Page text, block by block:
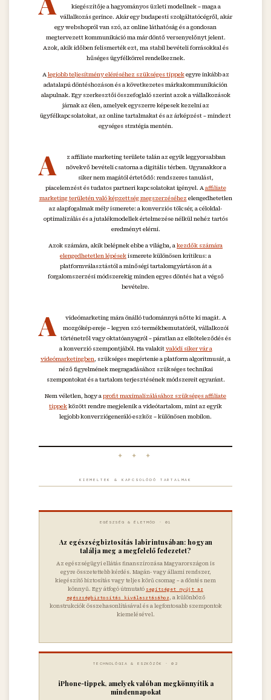
kiegészítője a hagyományos üzleti modellnek – maga a
vállalkozás gerince. Akár egy budapesti szolgáltatócégről, akár
egy webshopról van szó, az online láthatóság és a gondosan
megtervezett kommunikáció ma már döntő versenyelőnyt jelent.
Azok, akik időben felismerték ezt, ma stabil bevételi forrásokkal és
hűséges ügyfélkörrel rendelkeznek.
A legjobb teljesítmény eléréséhez szükséges tippekegyre inkább az
adatalapú döntéshozáson és a következetes márkakommunikáción
alapulnak. Egy szerkesztői összefoglaló szerint azok a vállalkozások
járnak az élen, amelyek egyszerre képesek kezelni az
ügyfélkapcsolatokat, az online tartalmakat és az árképzést – mindezt
egységes stratégia mentén.
A
z affiliate marketing területe talán az egyik leggyorsabban
növekvő bevételi csatorna a digitális térben. Ugyanakkor a
siker nem magától értetődő: rendszeres tanulást,
piacelemzést és tudatos partneri kapcsolatokat igényel. A affiliate
marketing területén való képzettség megszerzéséhez elengedhetetlen
az alapfogalmak mély ismerete: a konverziós tölcsér, a céloldal-
optimalizálás és a jutalékmodellek értelmezése nélkül nehéz tartós
eredményt elérni.
Azok számára, akik belépnek ebbe a világba, a kezdők számára
elengedhetetlen lépésekismerete különösen kritikus: a
platformválasztástól a minőségi tartalomgyártáson át a
forgalomszerzési módszerekig minden egyes döntés hat a végső
bevételre.
A
videómarketing mára önálló tudománnyá nőtte ki magát. A
mozgókép ereje – legyen szó termékbemutatóról, vállalkozói
történetről vagy oktatóanyagról – páratlan az elköteleződés és
a konverzió szempontjából. Ha valakitvalódi siker vár a
videómarketingben, szükséges megértenie a platform algoritmusát, a
néző figyelmének megragadásához szükséges technikai
szempontokat és a tartalom terjesztésének módszereit egyaránt.
Nem véletlen, hogy a profit maximalizálásához szükséges affiliate
tippekközött rendre megjelenik a videótartalom, mint az egyik
legjobb konverziógeneráló eszköz – különösen mobilon.
✦ ✦ ✦
KIEMELTEK & KAPCSOLÓDÓ TARTALMAK
EGÉSZSÉG & ÉLETMÓD · 01
Az egészségbiztosítás labirintusában: hogyan
találja meg a megfelelő fedezetet?
Az egészségügyi ellátás finanszírozása Magyarországon is
egyre összetettebb kérdés. Magán- vagy állami rendszer,
kiegészítő biztosítás vagy teljes körű csomag – a döntés nem
könnyű. Egy átfogó útmutató segítséget nyújt az
egészségbiztosítás kiválasztásához , a különböző
konstrukciók összehasonlításával és a legfontosabb szempontok
kiemelésével.
TECHNOLÓGIA & ESZKÖZÖK · 02
iPhone-tippek, amelyek valóban megkönnyítik a
mindennapokat